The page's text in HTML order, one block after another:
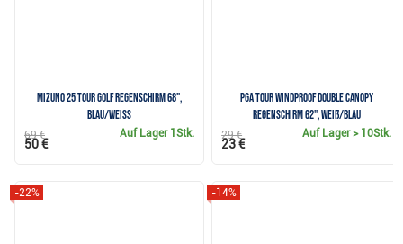
Mizuno 25 Tour Golf Regenschirm 68",
blau/weiss
Auf Lager 1Stk.
69 €
50 €
PGA Tour Windproof Double Canopy
Regenschirm 62", weiß/blau
Auf Lager> 10Stk.
29 €
23 €
-22% -14%